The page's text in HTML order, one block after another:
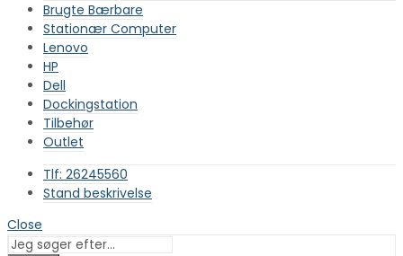
Brugte Bærbare
Stationær Computer
Lenovo
HP
Dell
Dockingstation
Tilbehør
Outlet
Tlf: 26245560
Stand beskrivelse
Close